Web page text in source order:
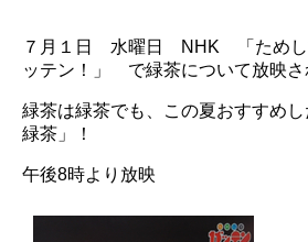
７月１日 水曜日 NHK 「ためし
ッテン！」 で緑茶について放映さ
緑茶は緑茶でも、この夏おすすめ
緑茶」！
午後8時より放映